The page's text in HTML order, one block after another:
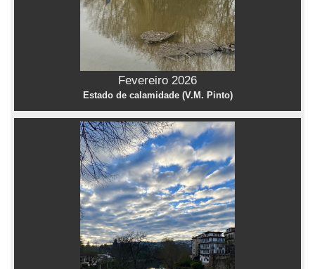
Fevereiro 2026
Estado de calamidade (V.M. Pinto)